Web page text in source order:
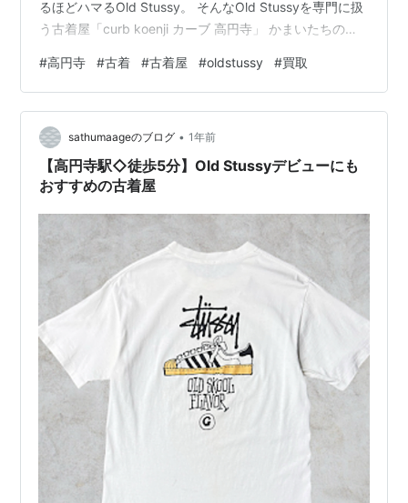
るほどハマるOld Stussy。 そんなOld Stussyを専門に扱
う古着屋「curb koenji カーブ 高円寺」 かまいたちの山
チャーが息づく古着との出会い ◆ 時代を超えて愛される
一枚を、今の自分に。 高円寺駅から徒歩5分にある
「curb koenji カーブ 高円寺」です！ 古着の街として知
られる高円寺には数多くのショ…
#高円寺 #古着 #古着屋 #oldstussy #買取
sathumaageのブログ • 1年前
【高円寺駅◇徒歩5分】Old Stussyデビューにも
おすすめの古着屋